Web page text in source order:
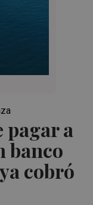
pagar a
banco
cobró